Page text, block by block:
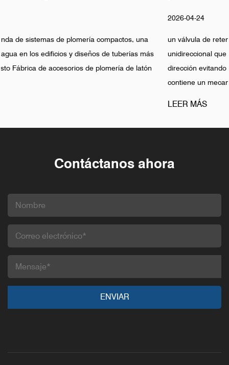
un válvula de retención de latón Es un tipo de válvula
unidireccional que permite que el fluido pase en una sola
dirección evitando el flujo en la dirección opuesta. La válvula
Contáctanos ahora